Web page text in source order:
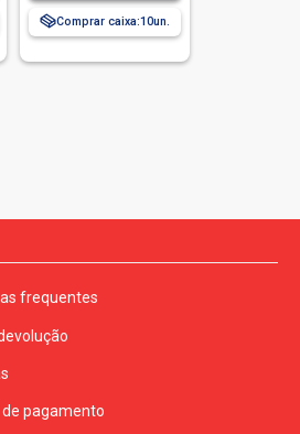
Comprar caixa:10
frequentes
de pagamento